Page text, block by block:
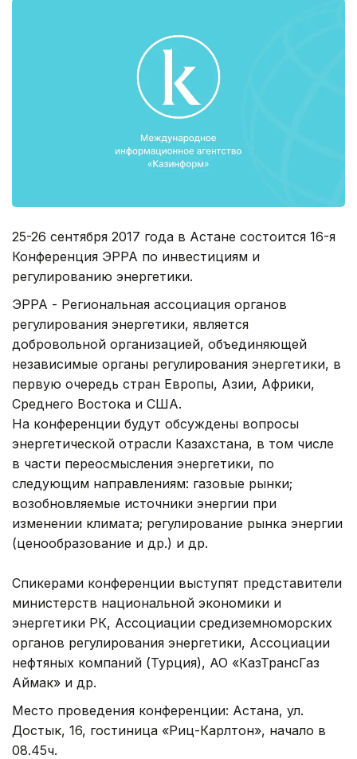
25-26 сентября 2017 года в Астане состоится 16-я
Конференция ЭРРА по инвестициям и
регулированию энергетики.
ЭРРА - Региональная ассоциация органов
регулирования энергетики, является
добровольной организацией, объединяющей
независимые органы регулирования энергетики, в
первую очередь стран Европы, Азии, Африки,
Среднего Востока и США.
На конференции будут обсуждены вопросы
энергетической отрасли Казахстана, в том числе
в части переосмысления энергетики, по
следующим направлениям: газовые рынки;
возобновляемые источники энергии при
изменении климата; регулирование рынка энергии
(ценообразование и др.) и др.
Спикерами конференции выступят представители
министерств национальной экономики и
энергетики РК, Ассоциации средиземноморских
органов регулирования энергетики, Ассоциации
нефтяных компаний (Турция), АО «КазТрансГаз
Аймак» и др.
Место проведения конференции: Астана, ул.
Достык, 16, гостиница «Риц-Карлтон», начало в
08.45ч.